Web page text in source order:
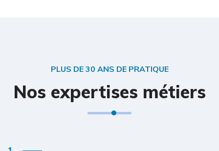
PLUS DE 30 ANS DE PRATIQUE
Nos expertises métiers